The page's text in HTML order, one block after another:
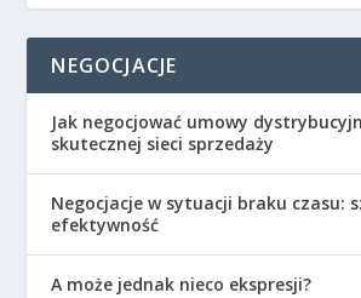
NEGOCJACJE
Jak negocjować umowy
skutecznej sieci sprzedaży
Negocjacje w sytuacji braku czasu:
efektywność
A może jednak nieco ekspresji?